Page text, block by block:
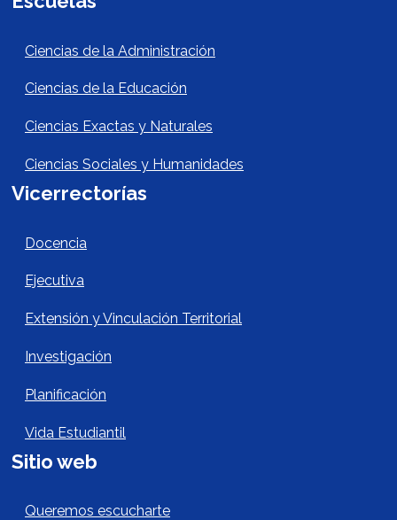
Escuelas Footer
Ciencias de la Administración
Ciencias de la Educación
Ciencias Exactas y Naturales
Ciencias Sociales y Humanidades
Vicerrectorías
Vicerrectorías
Docencia
Ejecutiva
Extensión y Vinculación Territorial
Investigación
Planificación
Vida Estudiantil
Sitio web
Sitio Web Footer
Queremos escucharte